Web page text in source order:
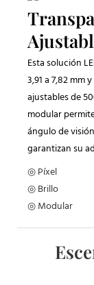
Esta solución
3,91 a 7,82 mm
ajustables de
modular
ángulo de
garantizan su
◎ Píxel
◎ Brillo
◎ Modular